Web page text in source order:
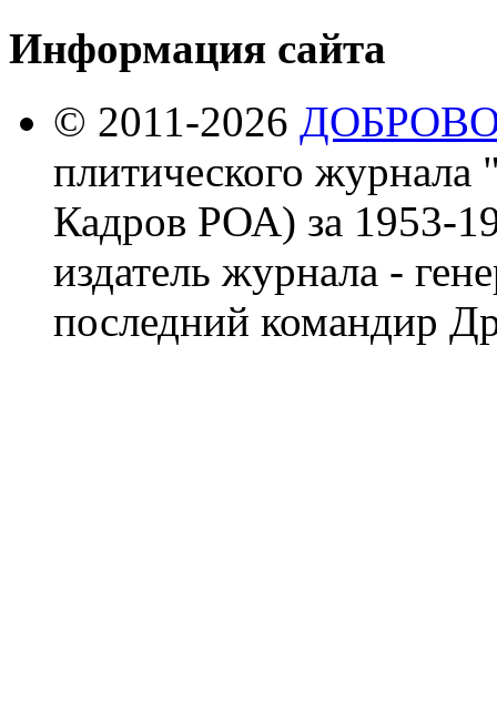
Информация сайта
© 2011-2026
плитического
Кадров РОА) за 1953-
издатель журнала -
последний командир